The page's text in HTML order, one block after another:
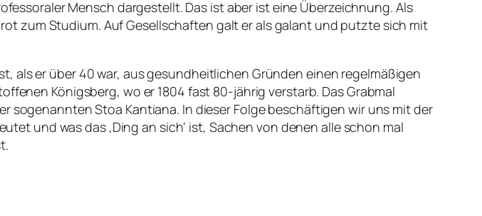
Mensch dargestellt. Das ist aber ist eine Überzeichnung. Als
zum Studium. Auf Gesellschaften galt er als galant und putzte sich mit
als er über 40 war, aus gesundheitlichen Gründen einen regelmäßigen
Königsberg, wo er 1804 fast 80-jährig verstarb. Das Grabmal
sogenannten Stoa Kantiana. In dieser Folge beschäftigen wir uns mit der
und was das ‚Ding an sich‘ ist, Sachen von denen alle schon mal